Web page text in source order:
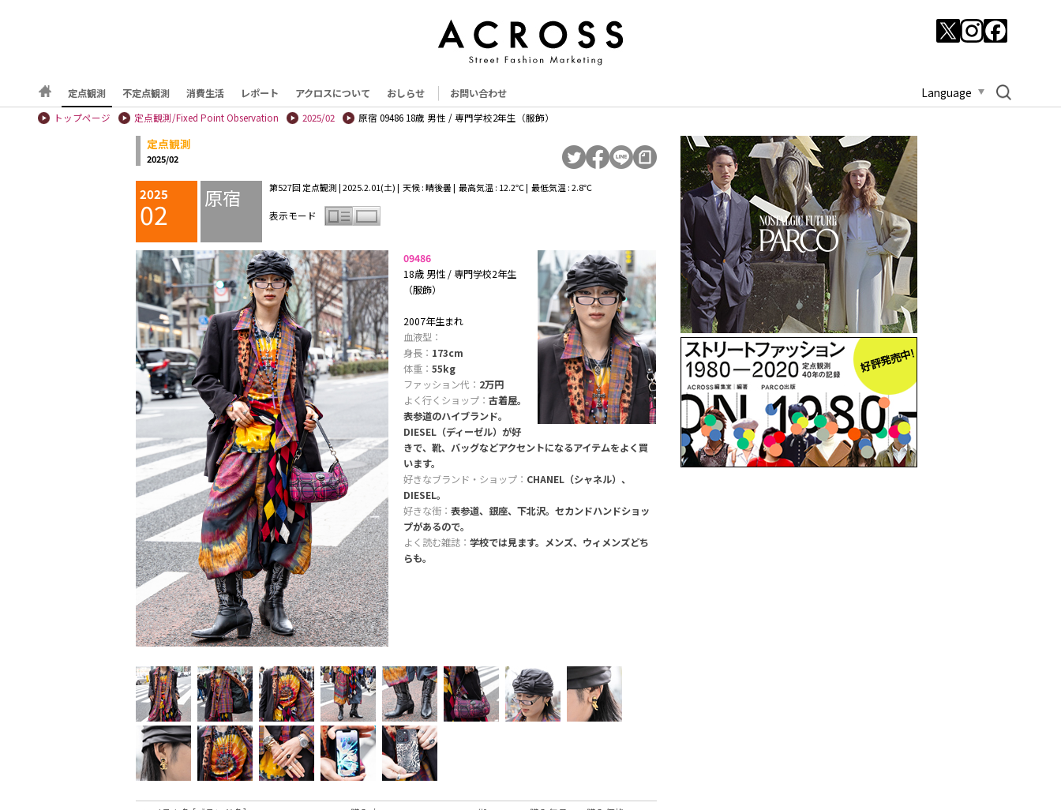
定点観測 不定点観測 消費生活 レポート アクロスについて おしらせ お問い合わせ Language
トップページ 定点観測/Fixed Point Observation 2025/02 原宿 09486 18歳 男性 / 専門学校2年生（服飾）
定点観測
2025/02
2025
02 原宿 第527回 定点観測 | 2025.2.01(土) | 天候 : 晴後曇 | 最高気温 : 12.2℃ | 最低気温 : 2.8℃
表示モード
09486
18歳 男性 / 専門学校2年生
（服飾）
2007年生まれ
血液型：
身長： 173cm
体重： 55kg
ファッション代： 2万円
よく行くショップ： 古着屋。
表参道のハイブランド。
DIESEL（ディーゼル）が好
きで、靴、バッグなどアクセントになるアイテムをよく買
います。
好きなブランド・ショップ： CHANEL（シャネル）、
DIESEL。
好きな街： 表参道、銀座、下北沢。セカンドハンドショッ
プがあるので。
よく読む雑誌： 学校では見ます。メンズ、ウィメンズどち
らも。